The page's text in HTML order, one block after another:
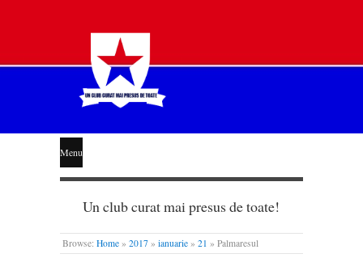
STEAUA
LIBERĂ
Menu
Un club curat mai presus de toate!
Browse: Home » 2017 » ianuarie » 21 » Palmaresul